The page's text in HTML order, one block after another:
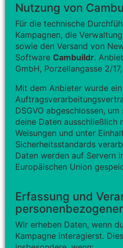
Nutzung von
Für die technische
Kampagnen, die
sowie den Versand von
Software Cambuildr.
GmbH, Porzellangasse 2/
Mit dem Anbieter wurde ein
DSGVO abgeschlossen,
deine Daten ausschließlich
Weisungen und unter
Sicherheitsstandards
Daten werden auf Servern
Europäischen Union
Erfassung und
Wir erheben Daten, wenn
Kampagne interagierst.